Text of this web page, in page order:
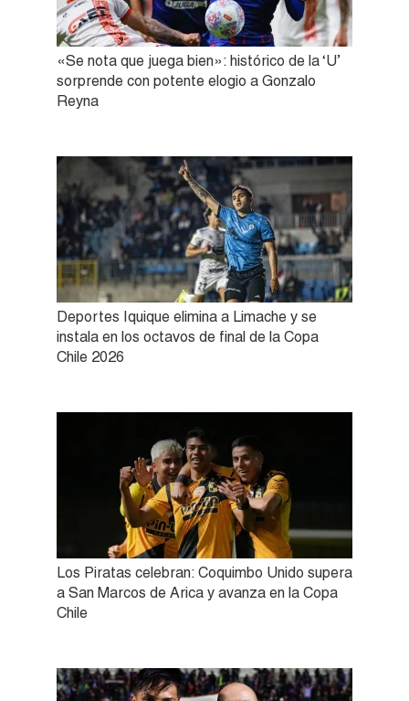
«Se nota que juega bien»: histórico de la ‘U’
sorprende con potente elogio a Gonzalo
Reyna
Deportes Iquique elimina a Limache y se
instala en los octavos de final de la Copa
Chile 2026
Los Piratas celebran: Coquimbo Unido supera
a San Marcos de Arica y avanza en la Copa
Chile